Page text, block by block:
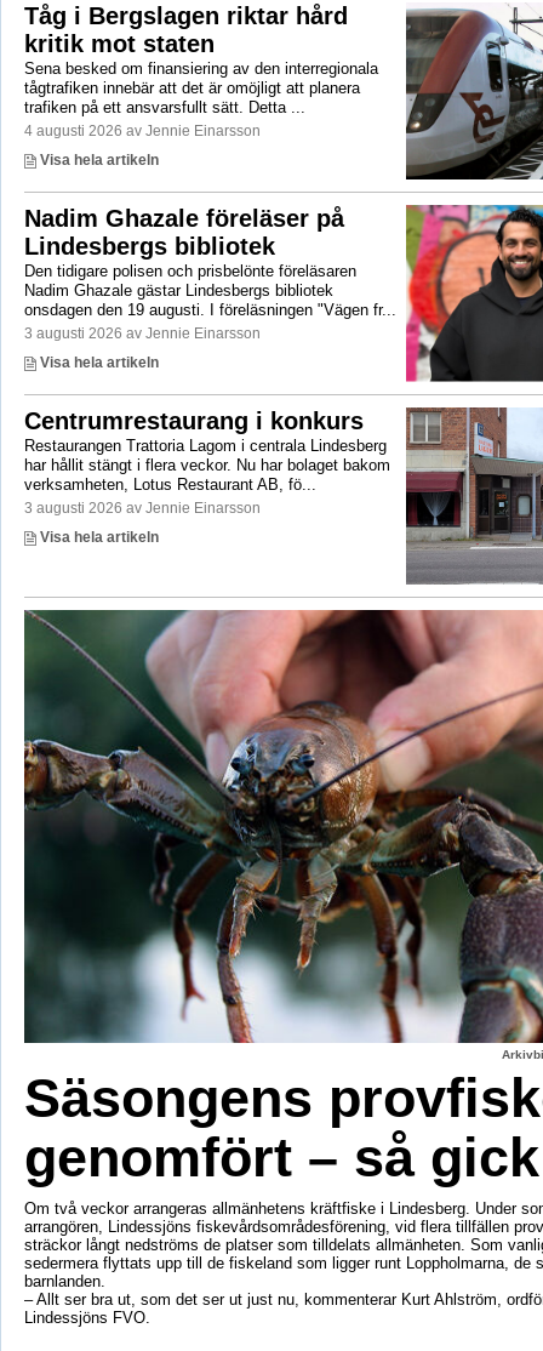
Tåg i Bergslagen riktar hård
kritik mot staten
Sena besked om finansiering av den interregionala
tågtrafiken innebär att det är omöjligt att planera
trafiken på ett ansvarsfullt sätt. Detta ...
4 augusti 2026 av Jennie Einarsson
Visa hela artikeln
Nadim Ghazale föreläser på
Lindesbergs bibliotek
Den tidigare polisen och prisbelönte föreläsaren
Nadim Ghazale gästar Lindesbergs bibliotek
onsdagen den 19 augusti. I föreläsningen "Vägen fr...
3 augusti 2026 av Jennie Einarsson
Visa hela artikeln
Centrumrestaurang i konkurs
Restaurangen Trattoria Lagom i centrala Lindesberg
har hållit stängt i flera veckor. Nu har bolaget bakom
verksamheten, Lotus Restaurant AB, fö...
3 augusti 2026 av Jennie Einarsson
Visa hela artikeln
Säsongens
genomfört – så
Om två veckor arrangeras allmänhetens kräftfiske i Lindesberg. Under
arrangören, Lindessjöns fiskevårdsområdesförening, vid flera tillfällen
sträckor långt nedströms de platser som tilldelats allmänheten. Som
sedermera flyttats upp till de fiskeland som ligger runt Loppholmarna, de
barnlanden.
– Allt ser bra ut, som det ser ut just nu, kommenterar Kurt Ahlström,
Lindessjöns FVO.